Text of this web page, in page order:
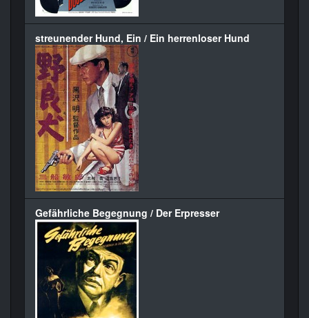
streunender Hund, Ein / Ein herrenloser Hund
Gefährliche Begegnung / Der Erpresser